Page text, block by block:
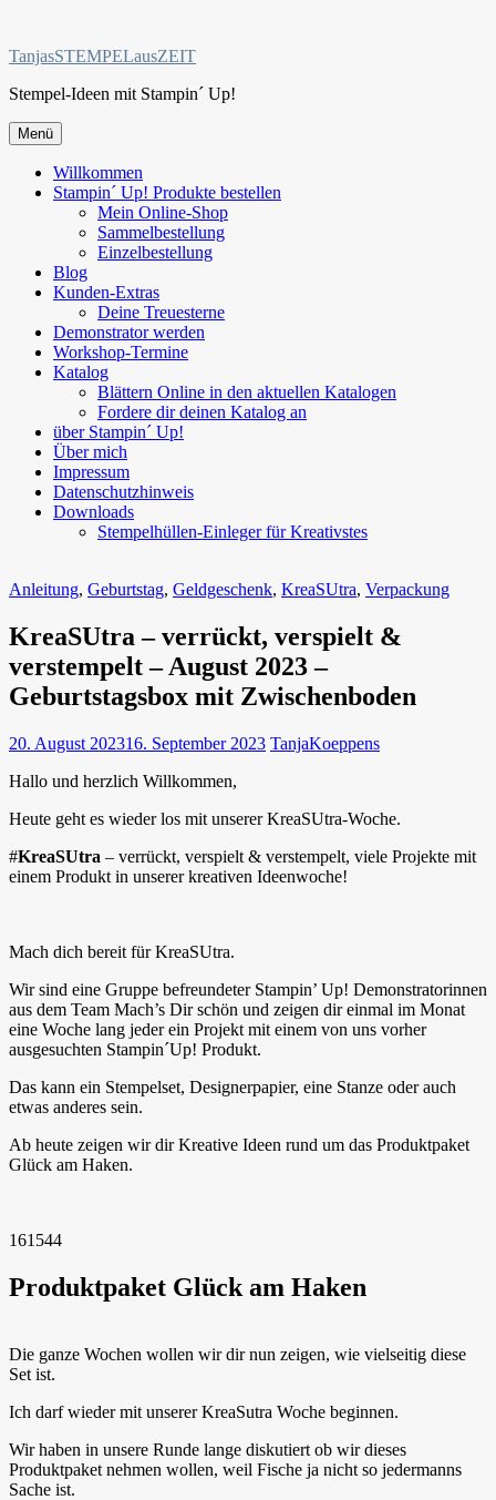
springen
TanjasSTEMPELausZEIT
Stempel-Ideen mit Stampin´ Up!
Menü
Willkommen
Stampin´ Up! Produkte bestellen
Mein Online-Shop
Sammelbestellung
Einzelbestellung
Blog
Kunden-Extras
Deine Treuesterne
Demonstrator werden
Workshop-Termine
Katalog
Blättern Online in den aktuellen Katalogen
Fordere dir deinen Katalog an
über Stampin´ Up!
Über mich
Impressum
Datenschutzhinweis
Downloads
Stempelhüllen-Einleger für Kreativstes
Anleitung, Geburtstag, Geldgeschenk, KreaSUtra, Verpackung
KreaSUtra – verrückt, verspielt &
verstempelt – August 2023 –
Geburtstagsbox mit Zwischenboden
20. August 202316. September 2023 TanjaKoeppens
Hallo und herzlich Willkommen,
Heute geht es wieder los mit unserer KreaSUtra-Woche.
#KreaSUtra – verrückt, verspielt & verstempelt, viele Projekte mit
einem Produkt in unserer kreativen Ideenwoche!
Mach dich bereit für KreaSUtra.
Wir sind eine Gruppe befreundeter Stampin’ Up! Demonstratorinnen
aus dem Team Mach’s Dir schön und zeigen dir einmal im Monat
eine Woche lang jeder ein Projekt mit einem von uns vorher
ausgesuchten Stampin´Up! Produkt.
Das kann ein Stempelset, Designerpapier, eine Stanze oder auch
etwas anderes sein.
Ab heute zeigen wir dir Kreative Ideen rund um das Produktpaket
Glück am Haken.
161544
Produktpaket Glück am Haken
Die ganze Wochen wollen wir dir nun zeigen, wie vielseitig diese
Set ist.
Ich darf wieder mit unserer KreaSutra Woche beginnen.
Wir haben in unsere Runde lange diskutiert ob wir dieses
Produktpaket nehmen wollen, weil Fische ja nicht so jedermanns
Sache ist.